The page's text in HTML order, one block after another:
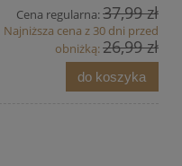
Cena regularna:37,99 zł
Najniższa cena z 30 dni przed
obniżką:26,99 zł
do koszyka